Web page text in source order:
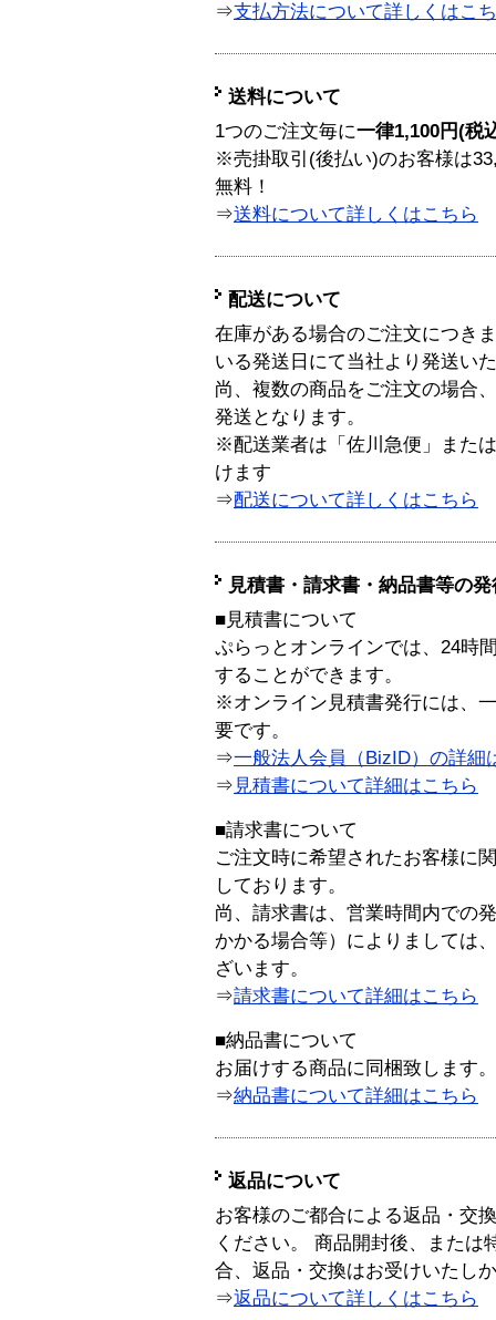
⇒支払方法について詳しくはこ
送料について
1つのご注文毎に一律1,100円(税
※売掛取引(後払い)のお客様は
無料！
⇒送料について詳しくはこちら
配送について
在庫がある場合のご注文につき
いる発送日にて当社より発送い
尚、複数の商品をご注文の場合
発送となります。
※配送業者は「佐川急便」また
けます
⇒配送について詳しくはこちら
見積書・請求書・納品書等の
■見積書について
ぷらっとオンラインでは、24時
することができます。
※オンライン見積書発行には、
要です。
⇒一般法人会員（BizID）の詳細
⇒ 見積書について詳細はこちら
■請求書について
ご注文時に希望されたお客様に
しております。
尚、請求書は、営業時間内での
かかる場合等）によりましては
ざいます。
⇒請求書について詳細はこちら
■納品書について
お届けする商品に同梱致します。
⇒納品書について詳細はこちら
返品について
お客様のご都合による返品・交
ください。 商品開封後、または
合、返品・交換はお受けいたし
⇒返品について詳しくはこちら